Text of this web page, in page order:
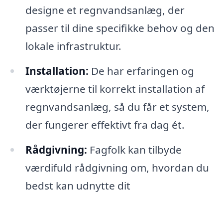
designe et regnvandsanlæg, der
passer til dine specifikke behov og den
lokale infrastruktur.
Installation: De har erfaringen og
værktøjerne til korrekt installation af
regnvandsanlæg, så du får et system,
der fungerer effektivt fra dag ét.
Rådgivning: Fagfolk kan tilbyde
værdifuld rådgivning om, hvordan du
bedst kan udnytte dit